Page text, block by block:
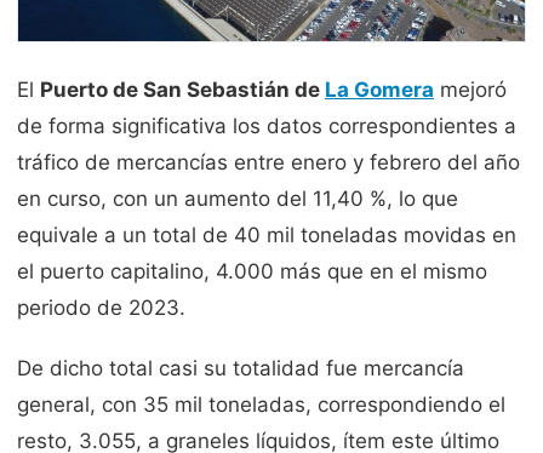
El Puerto de San Sebastián de La Gomera mejoró
de forma significativa los datos correspondientes a
tráfico de mercancías entre enero y febrero del año
en curso, con un aumento del 11,40 %, lo que
equivale a un total de 40 mil toneladas movidas en
el puerto capitalino, 4.000 más que en el mismo
periodo de 2023.
De dicho total casi su totalidad fue mercancía
general, con 35 mil toneladas, correspondiendo el
resto, 3.055, a graneles líquidos, ítem este último